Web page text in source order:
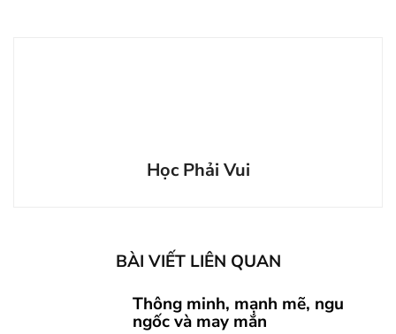
Học Phải Vui
BÀI VIẾT LIÊN QUAN
Thông minh, mạnh mẽ, ngu
ngốc và may mắn